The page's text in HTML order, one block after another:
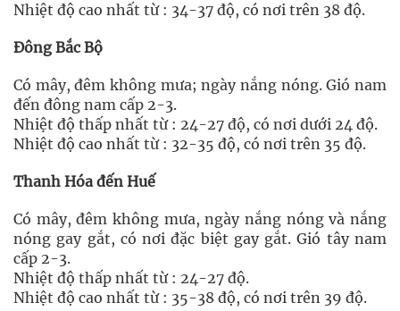
Nhiệt độ cao nhất từ : 34-37 độ, có nơi trên 38 độ.
Đông Bắc Bộ
Có mây, đêm không mưa; ngày nắng nóng. Gió nam
đến đông nam cấp 2-3.
Nhiệt độ thấp nhất từ : 24-27 độ, có nơi dưới 24 độ.
Nhiệt độ cao nhất từ : 32-35 độ, có nơi trên 35 độ.
Thanh Hóa đến Huế
Có mây, đêm không mưa, ngày nắng nóng và nắng
nóng gay gắt, có nơi đặc biệt gay gắt. Gió tây nam
cấp 2-3.
Nhiệt độ thấp nhất từ : 24-27 độ.
Nhiệt độ cao nhất từ : 35-38 độ, có nơi trên 39 độ.